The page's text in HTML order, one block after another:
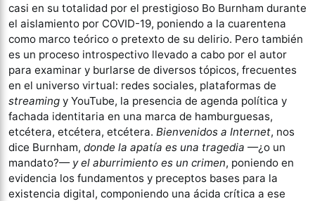
casi en su totalidad por el prestigioso Bo Burnham durante
el aislamiento por COVID-19, poniendo a la cuarentena
como marco teórico o pretexto de su delirio. Pero también
es un proceso introspectivo llevado a cabo por el autor
para examinar y burlarse de diversos tópicos, frecuentes
en el universo virtual: redes sociales, plataformas de
streaming y YouTube, la presencia de agenda política y
fachada identitaria en una marca de hamburguesas,
etcétera, etcétera, etcétera. Bienvenidos a Internet, nos
dice Burnham, donde la apatía es una tragedia —¿o un
mandato?—y el aburrimiento es un crimen, poniendo en
evidencia los fundamentos y preceptos bases para la
existencia digital, componiendo una ácida crítica a ese